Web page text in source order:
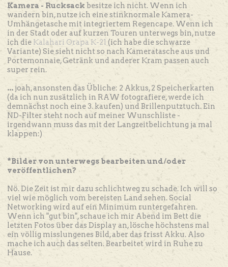
Kamera - Rucksack besitze ich nicht. Wenn ich
wandern bin, nutze ich eine stinknormale Kamera-
Umhängetasche mit integriertem Regencape. Wenn ich
in der Stadt oder auf kurzen Touren unterwegs bin, nutze
ich die Kalahari Orapa K-21 (ich habe die schwarze
Variante) Sie sieht nicht so nach Kameratasche aus und
Portemonnaie, Getränk und anderer Kram passen auch
super rein.
...joah, ansonsten das Übliche: 2 Akkus, 2 Speicherkarten
(da ich nun zusätzlich in RAW fotografiere, werde ich
demnächst noch eine 3. kaufen) und Brillenputztuch. Ein
ND-Filter steht noch auf meiner Wunschliste -
irgendwann muss das mit der Langzeitbelichtung ja mal
klappen:)
*Bilder von unterwegs bearbeiten und/oder
veröffentlichen?
Nö. Die Zeit ist mir dazu schlichtweg zu schade. Ich will so
viel wie möglich vom bereisten Land sehen. Social
Networking wird auf ein Minimum runtergefahren.
Wenn ich "gut bin", schaue ich mir Abend im Bett die
letzten Fotos über das Display an, lösche höchstens mal
ein völlig misslungenes Bild, aber das frisst Akku. Also
mache ich auch das selten. Bearbeitet wird in Ruhe zu
Hause.